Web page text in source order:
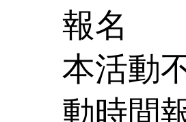
報名
本活動
動時間